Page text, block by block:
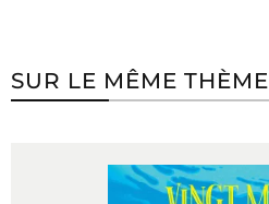
SUR LE MÊME THÈME